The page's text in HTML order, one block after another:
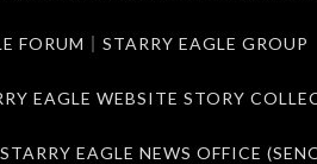
FORUM｜STARRY EAGLE GROUP
EAGLE WEBSITE STORY
EAGLE NEWS OFFICE